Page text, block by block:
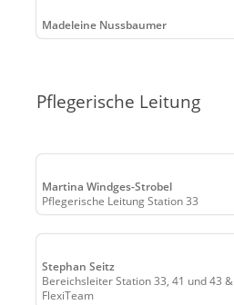
Madeleine Nussbaumer
Pflegerische Leitung
Martina Windges-Strobel
Pflegerische Leitung Station 33
Stephan Seitz
Bereichsleiter Station 33, 41 und 43 &
FlexiTeam